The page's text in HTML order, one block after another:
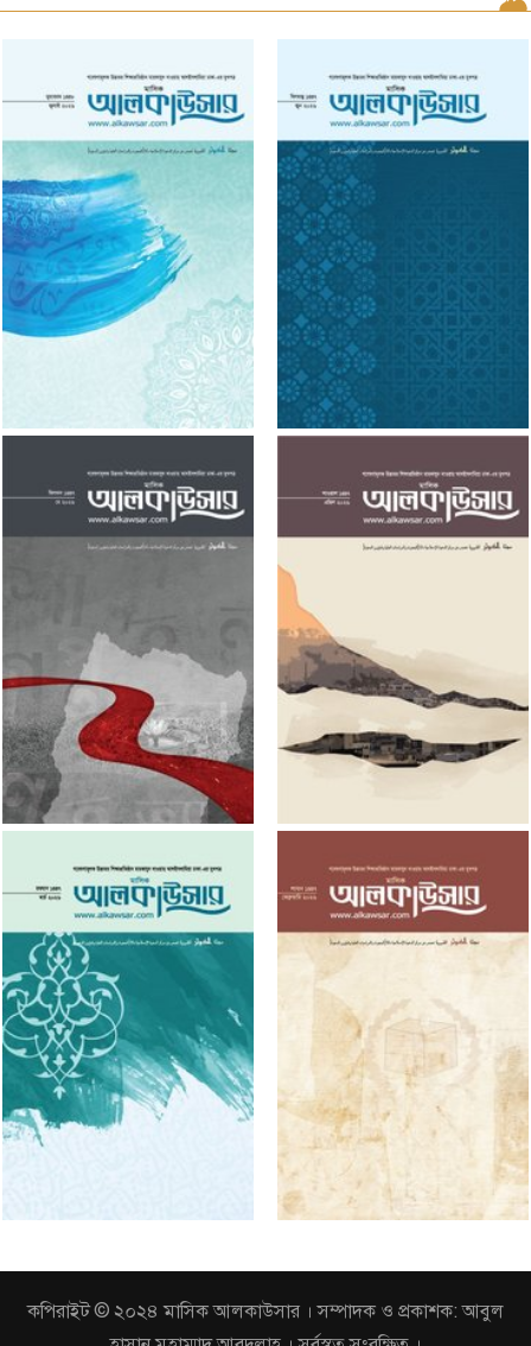
কপিরাইট © ২০২৪ মাসিক আলকাউসার । সম্পাদক ও প্রকাশক: আবুল